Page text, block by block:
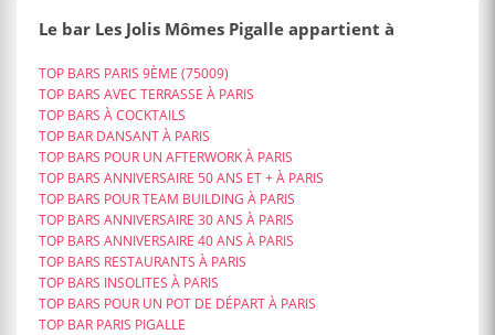
Le bar Les Jolis Mômes Pigalle appartient à
TOP BARS PARIS 9ÈME (75009)
TOP BARS AVEC TERRASSE À PARIS
TOP BARS À COCKTAILS
TOP BAR DANSANT À PARIS
TOP BARS POUR UN AFTERWORK À PARIS
TOP BARS ANNIVERSAIRE 50 ANS ET + À PARIS
TOP BARS POUR TEAM BUILDING À PARIS
TOP BARS ANNIVERSAIRE 30 ANS À PARIS
TOP BARS ANNIVERSAIRE 40 ANS À PARIS
TOP BARS RESTAURANTS À PARIS
TOP BARS INSOLITES À PARIS
TOP BARS POUR UN POT DE DÉPART À PARIS
TOP BAR PARIS PIGALLE